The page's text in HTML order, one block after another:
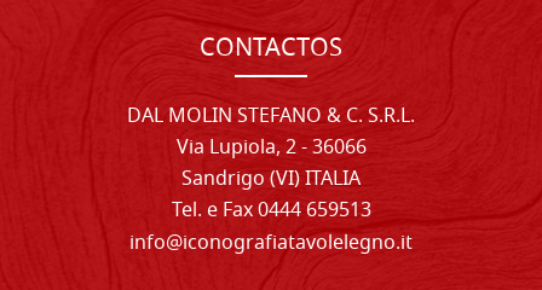
CONTACTOS
DAL MOLIN STEFANO & C. S.R.L.
Via Lupiola, 2 - 36066
Sandrigo (VI) ITALIA
Tel. e Fax 0444 659513
info@iconografiatavolelegno.it